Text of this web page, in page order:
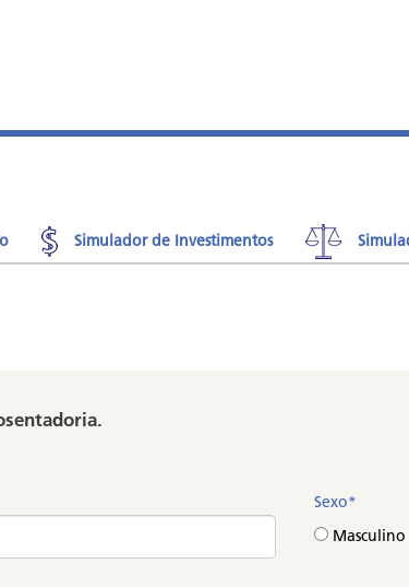
Sexo*
Masculino
Simulador de Investimentos